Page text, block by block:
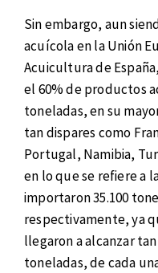
Sin embargo, aun
acuícola en la Unión
Acuicultura de
el 60% de productos
toneladas, en su
tan dispares como
Portugal, Namibia,
en lo que se refiere a
importaron 35.100
respectivamente, ya
llegaron a alcanzar
toneladas, de cada